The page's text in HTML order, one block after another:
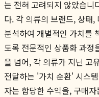
는 전혀 고려되지 않았습니
다. 각 의류의 브랜드, 상태
분석하여 개별적인 가치를
도록 전문적인 상품화 과정
을 넘어, 각 의류가 지닌 고
전달하는 '가치 순환' 시스
자는 합당한 수익을, 구매